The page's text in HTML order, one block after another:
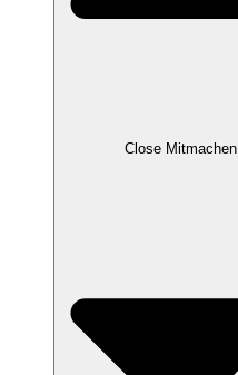
Close Mitmachen